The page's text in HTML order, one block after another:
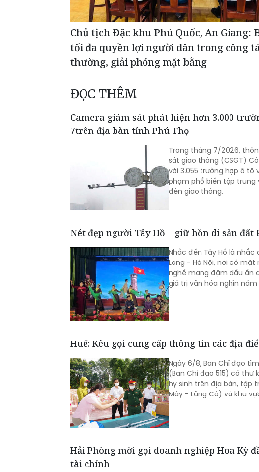
Chủ tịch Đặc khu Phú Quốc, An Giang:
tối đa quyền lợi người dân trong công
thường, giải phóng mặt bằng
ĐỌC THÊM
Camera giám sát phát hiện hơn 3.000
7trên địa bàn tỉnh Phú Thọ
Trong tháng 7/2026,
sát giao thông (CSGT)
với 3.055 trường hợp ô tô
phạm phổ biến tập trung
đèn giao thông.
Nét đẹp người Tây Hồ – giữ hồn di sản đất
Nhắc đến Tây Hồ là
Long - Hà Nội, nơi có
nghề mang đậm dấu ấn
giá trị văn hóa nghìn năm
Huế: Kêu gọi cung cấp thông tin các địa
Ngày 6/8, Ban Chỉ đạo
(Ban Chỉ đạo 515) có
hy sinh trên địa bàn, tập
Mây - Lăng Cô) và khu
Hải Phòng mời gọi doanh nghiệp Hoa Kỳ
tài chính